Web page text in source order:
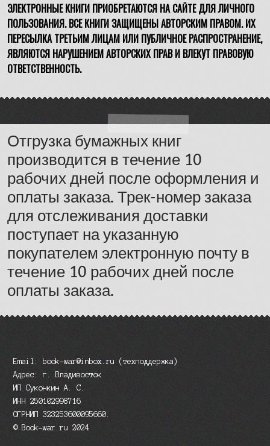
ЭЛЕКТРОННЫЕ КНИГИ ПРИОБРЕТАЮТСЯ НА САЙТЕ ДЛЯ ЛИЧНОГО
ПОЛЬЗОВАНИЯ. ВСЕ КНИГИ ЗАЩИЩЕНЫ АВТОРСКИМ ПРАВОМ. ИХ
ПЕРЕСЫЛКА ТРЕТЬИМ ЛИЦАМ ИЛИ ПУБЛИЧНОЕ РАСПРОСТРАНЕНИЕ,
ЯВЛЯЮТСЯ НАРУШЕНИЕМ АВТОРСКИХ ПРАВ И ВЛЕКУТ ПРАВОВУЮ
ОТВЕТСТВЕННОСТЬ.
Отгрузка бумажных книг
производится в течение 10
рабочих дней после оформления и
оплаты заказа. Трек-номер заказа
для отслеживания доставки
поступает на указанную
покупателем электронную почту в
течение 10 рабочих дней после
оплаты заказа.
Email: book-war@inbox.ru (техподдержка)
Адрес: г. Владивосток
ИП Суконкин А. С.
ИНН 250102998716
ОГРНИП 323253600095660.
© Book-war.ru 2024